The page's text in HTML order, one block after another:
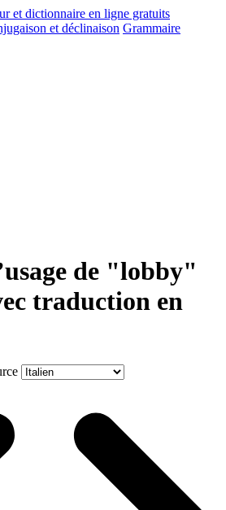
et déclinaison Grammaire
de "lobby"
traduction en